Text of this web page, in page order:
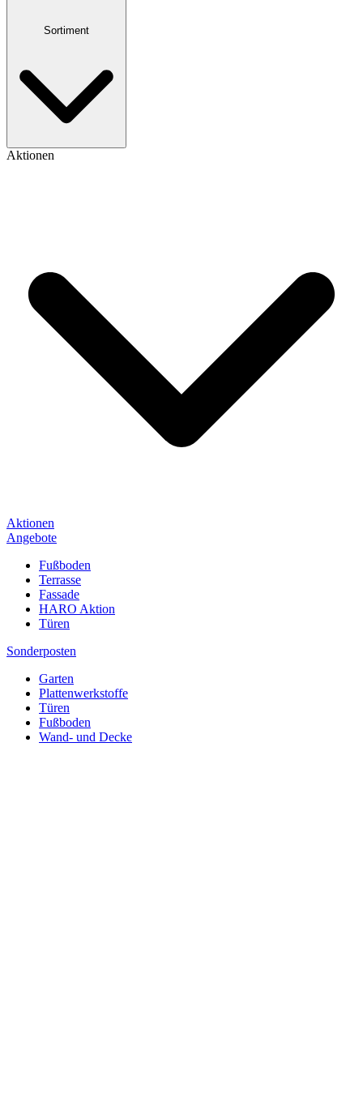
Sortiment
Aktionen
Aktionen
Angebote
Fußboden
Terrasse
Fassade
HARO Aktion
Türen
Sonderposten
Garten
Plattenwerkstoffe
Türen
Fußboden
Wand- und Decke